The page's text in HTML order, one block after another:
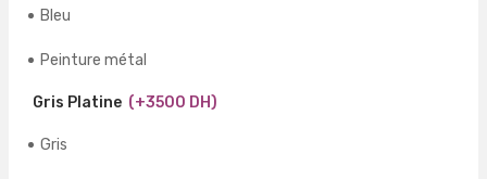
Bleu
Peinture métal
Gris Platine (+3500 DH)
Gris